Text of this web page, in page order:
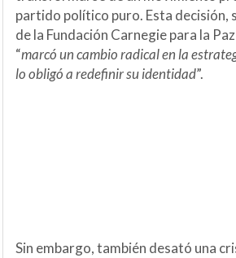
partido político puro. Esta decisión,
de la Fundación Carnegie para la
“marcó un cambio radical en la
lo obligó a redefinir su identidad”.
Sin embargo, también desató una